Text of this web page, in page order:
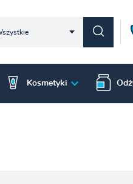
Kosmetyki